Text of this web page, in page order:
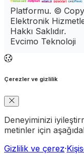
Platformu. ©
Elektronik
Hakkı Saklıdır.
Evcimo Teknoloji
Çerezler ve gizlilik
Deneyiminizi
metinler için
Gizlilik ve çerez·